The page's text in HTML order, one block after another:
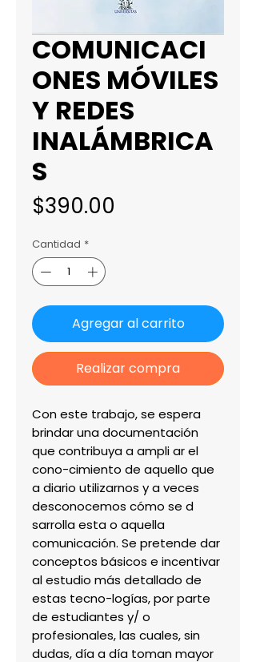
COMUNICACI
ONES MÓVILES
Y REDES
INALÁMBRICA
S
$390.00
Cantidad *
Agregar al carrito
Realizar compra
Con este trabajo, se espera
brindar una documentación
que contribuya a ampli ar el
cono-cimiento de aquello que
a diario utilizarnos y a veces
desconocemos cómo se d
sarrolla esta o aquella
comunicación. Se pretende dar
conceptos básicos e incentivar
al estudio más detallado de
estas tecno-logías, por parte
de estudiantes y/ o
profesionales, las cuales, sin
dudas, día a día toman mayor